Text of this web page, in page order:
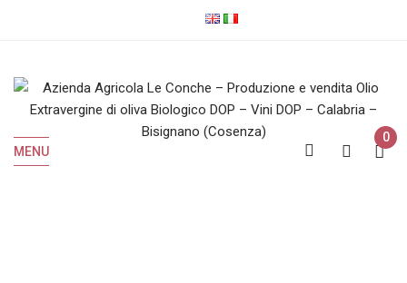
MENU
0